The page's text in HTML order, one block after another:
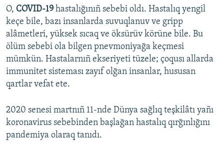
O, COVID-19 hastalığınıñ sebebi oldı. Hastalıq yengil
keçe bile, bazı insanlarda suvuqlanuv ve gripp
alâmetleri, yüksek sıcaq ve öksürüv körüne bile. Bu
ölüm sebebi ola bilgen pnevmoniyağa keçmesi
mümkün. Hastalarnıñ ekseriyeti tüzele; çoqusı allarda
immunitet sisteması zayıf olğan insanlar, hususan
qartlar vefat ete.
2020 senesi martnıñ 11-nde Dünya sağlıq teşkilâtı yañı
koronavirus sebebinden başlağan hastalıq qırğınlığını
pandemiya olaraq tanıdı.